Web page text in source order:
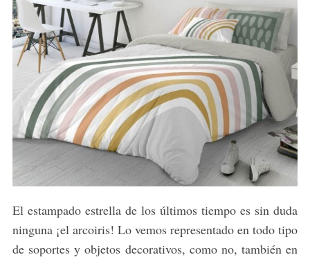
El estampado estrella de los últimos tiempo es sin duda
ninguna ¡el arcoiris! Lo vemos representado en todo tipo
de soportes y objetos decorativos, como no, también en